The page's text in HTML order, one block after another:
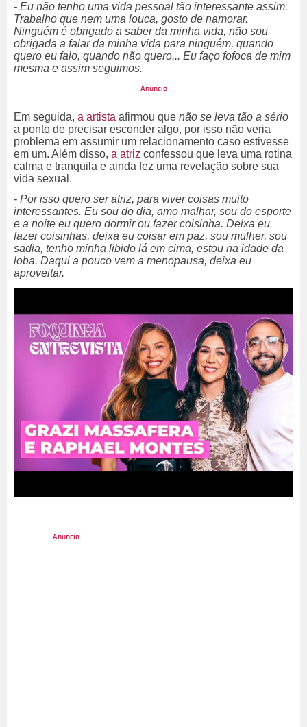
- Eu não tenho uma vida pessoal tão interessante assim.
Trabalho que nem uma louca, gosto de namorar.
Ninguém é obrigado a saber da minha vida, não sou
obrigada a falar da minha vida para ninguém, quando
quero eu falo, quando não quero... Eu faço fofoca de mim
mesma e assim seguimos.
Em seguida, a artista afirmou que não se leva tão a sério
a ponto de precisar esconder algo, por isso não veria
problema em assumir um relacionamento caso estivesse
em um. Além disso, a atriz confessou que leva uma rotina
calma e tranquila e ainda fez uma revelação sobre sua
vida sexual.
- Por isso quero ser atriz, para viver coisas muito
interessantes. Eu sou do dia, amo malhar, sou do esporte
e a noite eu quero dormir ou fazer coisinha. Deixa eu
fazer coisinhas, deixa eu coisar em paz, sou mulher, sou
sadia, tenho minha libido lá em cima, estou na idade da
loba. Daqui a pouco vem a menopausa, deixa eu
aproveitar.